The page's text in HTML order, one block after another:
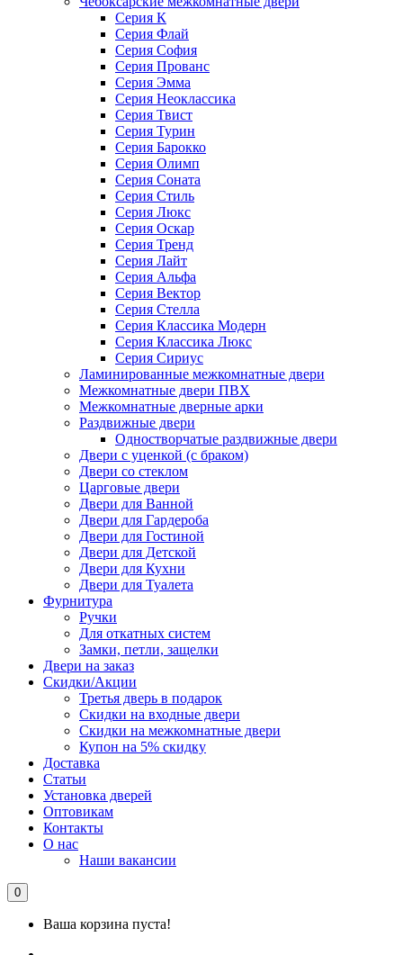
Серия К
Серия Флай
Серия София
Серия Прованс
Серия Эмма
Серия Неоклассика
Серия Твист
Серия Турин
Серия Барокко
Серия Олимп
Серия Соната
Серия Стиль
Серия Люкс
Серия Оскар
Серия Тренд
Серия Лайт
Серия Альфа
Серия Вектор
Серия Стелла
Серия Классика Модерн
Серия Классика Люкс
Серия Сириус
Ламинированные межкомнатные двери
Межкомнатные двери ПВХ
Межкомнатные дверные арки
Раздвижные двери
Одностворчатые раздвижные двери
Двери с уценкой (с браком)
Двери со стеклом
Царговые двери
Двери для Ванной
Двери для Гардероба
Двери для Гостиной
Двери для Детской
Двери для Кухни
Двери для Туалета
Фурнитура
Ручки
Для откатных систем
Замки, петли, защелки
Двери на заказ
Скидки/Акции
Третья дверь в подарок
Скидки на входные двери
Скидки на межкомнатные двери
Купон на 5% скидку
Доставка
Статьи
Установка дверей
Оптовикам
Контакты
О нас
Наши вакансии
0
Ваша корзина пуста!